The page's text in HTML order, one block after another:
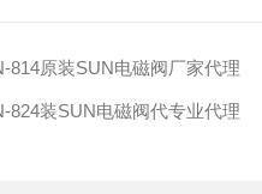
814原装SUN电磁阀厂家代理
824装SUN电磁阀代专业代理